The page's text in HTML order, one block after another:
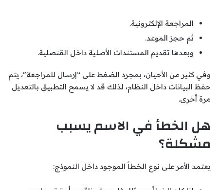
المراجعة الإلكترونية.
ثم حجز الموعد.
وبعدها تقديم المستندات الأصلية داخل القنصلية.
وفي كثير من الأحيان، بمجرد الضغط على “إرسال للمراجعة”، يتم
حفظ البيانات داخل النظام، لذلك قد لا يسمح التطبيق بالتعديل
مرة أخرى.
هل الخطأ في الاسم يسبب
مشكلة؟
يعتمد الأمر على نوع الخطأ الموجود داخل النموذج: